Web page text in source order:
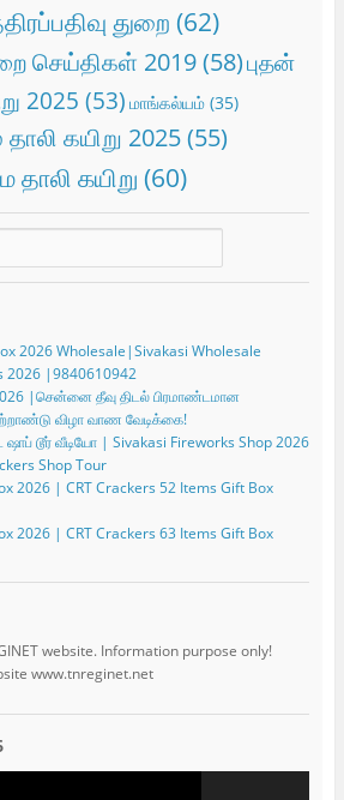
துறை (62)
செய்திகள் 2019(58)புதன்
2025 (53) மாங்கல்யம்(35)
கயிறு 2025(55)
கயிறு (60)
2026 Wholesale|Sivakasi Wholesale
2026 |9840610942
|சென்னை தீவு திடல் பிரமாண்டமான
விழா வாண வேடிக்கை!
ஷாப் டூர் வீடியோ | Sivakasi Fireworks Shop 2026
Shop Tour
2026 | CRT Crackers 52 Items Gift Box
2026 | CRT Crackers 63 Items Gift Box
website. Information purpose only!
www.tnreginet.net